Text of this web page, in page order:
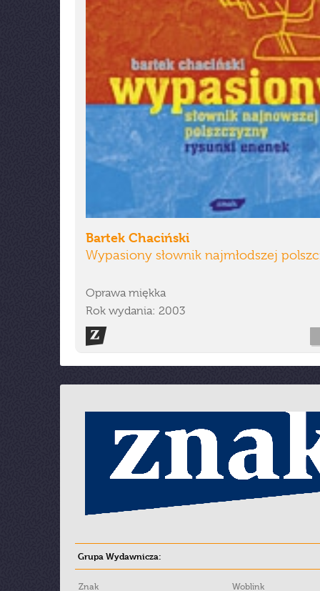
Bartek Chaciński
Wypasiony słownik najmłodszej
Oprawa miękka
Rok wydania: 2003
Grupa Wydawnicza:
Znak Woblink